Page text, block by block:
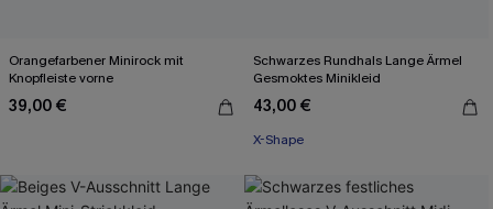
Orangefarbener Minirock mit
Knopfleiste vorne
39,00 €
Schwarzes Rundhals Lange Ärmel
Gesmoktes Minikleid
43,00 €
X-Shape